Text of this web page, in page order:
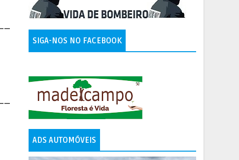
SIGA-NOS NO FACEBOOK
ADS AUTOMÓVEIS